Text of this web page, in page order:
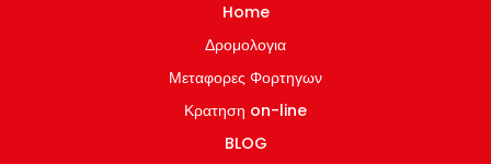
Home
Δρομολογια
Μεταφορες Φορτηγων
Κρατηση on-line
BLOG